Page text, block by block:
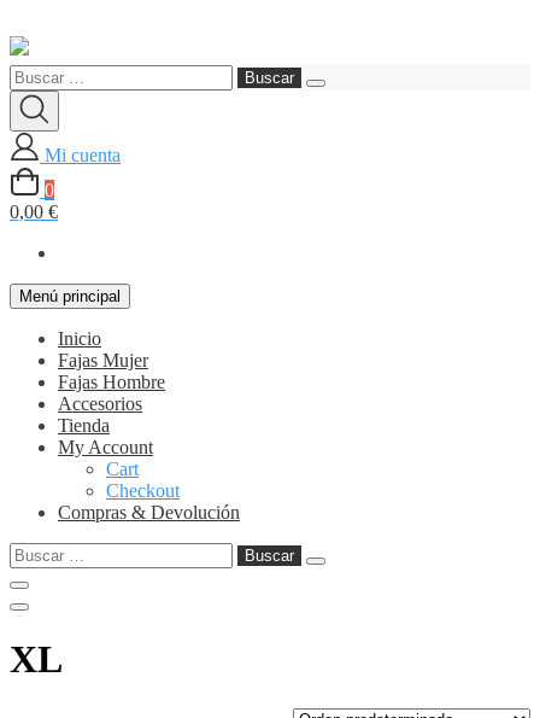
Saltar
al
contenido
Buscar:
Mi cuenta
0
0,00 €
Menú principal
Inicio
Fajas Mujer
Fajas Hombre
Accesorios
Tienda
My Account
Cart
Checkout
Compras & Devolución
Buscar:
XL